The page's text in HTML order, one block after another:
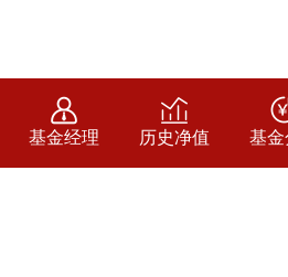
基金经理 历史净值 基金